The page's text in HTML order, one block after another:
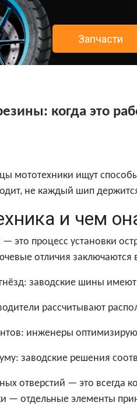
Запчасти
когда это
мототехники ищут
не каждый шип
и чем
это процесс установки
отличия
заводские шины
рассчитывают
инженеры
заводские решения
отверстий — это всегда
— отдельные элементы